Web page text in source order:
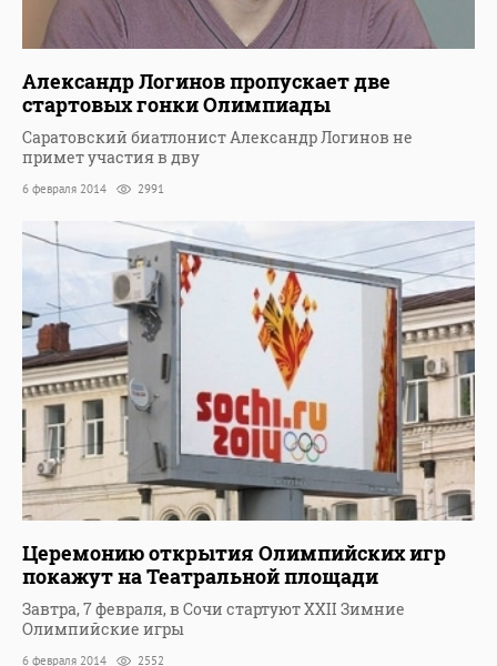
Александр Логинов пропускает две
стартовых гонки Олимпиады
Саратовский биатлонист Александр Логинов не
примет участия в дву
6 февраля 2014 2991
Церемонию открытия Олимпийских игр
покажут на Театральной площади
Завтра, 7 февраля, в Сочи стартуют XXII Зимние
Олимпийские игры
6 февраля 2014 2552